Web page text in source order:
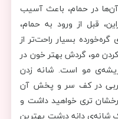
در حمام، باعث آسیب
قبل از ورود به حمام،
بسیار راحت‌تر از
مو، گردش بهتر خون در
مو است. شانه زدن
در کف سر و پخش آن
تری خواهید داشت و
دانه درشت بهترین